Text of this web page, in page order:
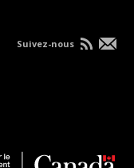
Suivez-nous